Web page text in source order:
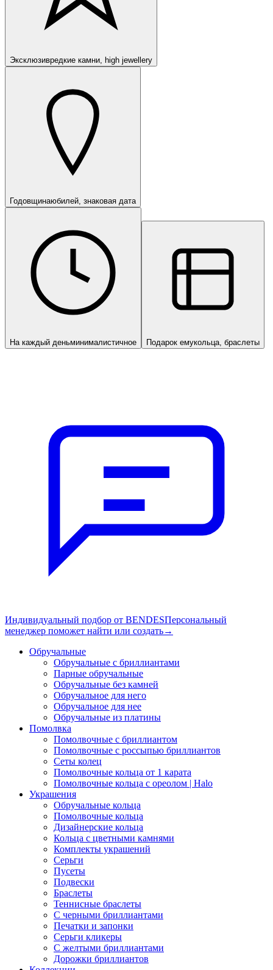
Эксклюзивредкие камни, high jewellery
Годовщинаюбилей, знаковая дата
На каждый деньминималистичное Подарок емукольца, браслеты
Индивидуальный подбор от BENDESПерсональный
менеджер поможет найти или создать→
Обручальные
Обручальные с бриллиантами
Парные обручальные
Обручальные без камней
Обручальное для него
Обручальное для нее
Обручальные из платины
Помолвка
Помолвочные с бриллиантом
Помолвочные с россыпью бриллиантов
Сеты колец
Помолвочные кольца от 1 карата
Помолвочные кольца с ореолом | Halo
Украшения
Обручальные кольца
Помолвочные кольца
Дизайнерские кольца
Кольца с цветными камнями
Комплекты украшений
Серьги
Пусеты
Подвески
Браслеты
Теннисные браслеты
C черными бриллиантами
Печатки и запонки
Серьги кликеры
С желтыми бриллиантами
Дорожки бриллиантов